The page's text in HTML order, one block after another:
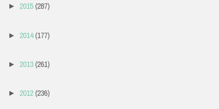
► 2015(287)
► 2014(177)
► 2013(261)
► 2012(236)